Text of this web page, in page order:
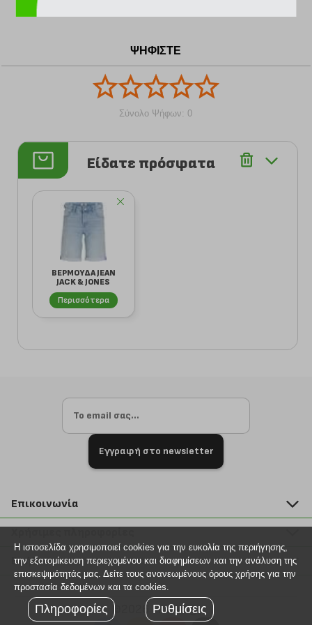
υφάσματα και εστιάζοντας στην τιμή.
ΨΗΦΙΣΤΕ
Σύνολο Ψήφων: 0
Είδατε πρόσφατα
ΒΕΡΜΟΥΔΑ JEAN
JACK & JONES
JJIRICK JJICON
122...
Περισσότερα
Εγγραφή στο newsletter
Επικοινωνία
211 2000 700
info@plus4u.gr
Η εταιρία
Σημεία παραλαβής
Ευκαιρίες καριέρας
Όροι χρήσης
Βοήθεια
Εξέλιξη παραγγελίας
Τρόποι παραγγελίας©2026 Plus4u.gr
Η ιστοσελίδα χρησιμοποιεί cookies για την ευκολία της περιήγησης,
την εξατομίκευση περιεχομένου και διαφημίσεων και την ανάλυση της
επισκεψιμότητάς μας. Δείτε τους ανανεωμένους όρους χρήσης για την
προστασία δεδομένων και τα cookies.
Πληροφορίες Ρυθμίσεις